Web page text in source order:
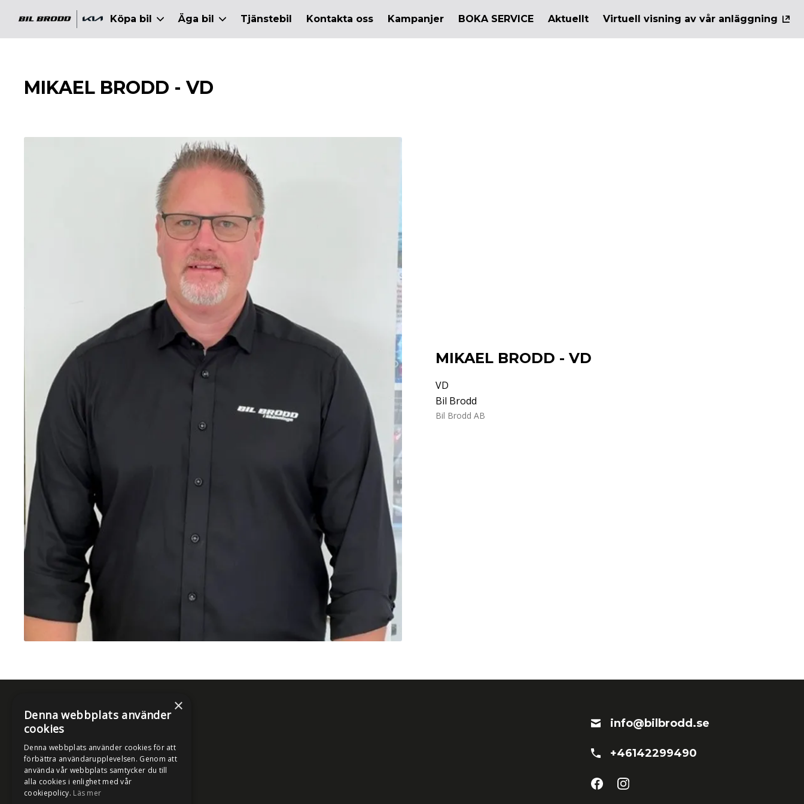
huvudinnehållet Köpa bil Äga bil Tjänstebil Kontakta oss Kampanjer BOKA SERVICE Aktuellt Virtuell visning av vår anläggning
MIKAEL BRODD - VD
MIKAEL BRODD - VD
VD
Bil Brodd
Bil Brodd AB
Våra tjänster
Köpa bil
Äga bil
Tjänstebil
Kontakta oss
info@bilbrodd.se
+46142299490
×
Denna webbplats använder
cookies
Denna webbplats använder cookies för att
förbättra användarupplevelsen. Genom att
använda vår webbplats samtycker du till
alla cookies i enlighet med vår
cookiepolicy. Läs mer